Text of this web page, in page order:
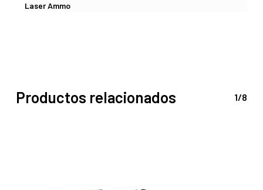
Laser Ammo
Productos relacionados 1/8